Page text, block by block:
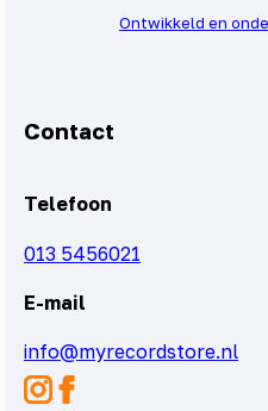
Ontwikkeld en
Contact
Telefoon
013 5456021
E-mail
info@myrecordstore.nl